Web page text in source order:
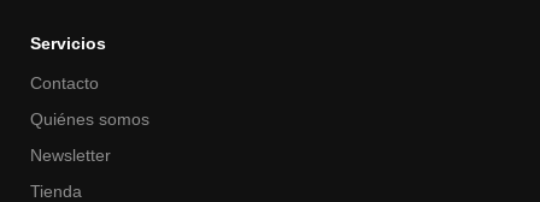
Servicios
Contacto
Quiénes somos
Newsletter
Tienda